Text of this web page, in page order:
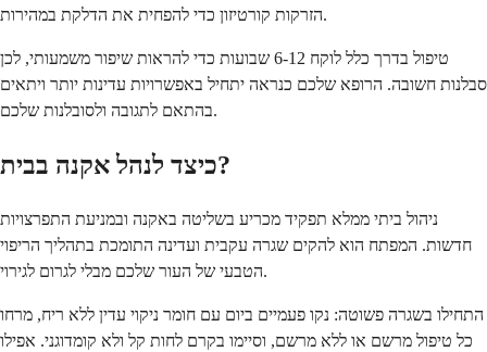
הזרקות קורטיזון כדי להפחית את הדלקת במהירות.
טיפול בדרך כלל לוקח 6-12 שבועות כדי להראות שיפור משמעותי, לכן
סבלנות חשובה. הרופא שלכם כנראה יתחיל באפשרויות עדינות יותר ויתאים
בהתאם לתגובה ולסובלנות שלכם.
כיצד לנהל אקנה בבית?
ניהול ביתי ממלא תפקיד מכריע בשליטה באקנה ובמניעת התפרצויות
חדשות. המפתח הוא להקים שגרה עקבית ועדינה התומכת בתהליך הריפוי
הטבעי של העור שלכם מבלי לגרום לגירוי.
התחילו בשגרה פשוטה: נקו פעמיים ביום עם חומר ניקוי עדין ללא ריח, מרחו
כל טיפול מרשם או ללא מרשם, וסיימו בקרם לחות קל ולא קומדוגני. אפילו